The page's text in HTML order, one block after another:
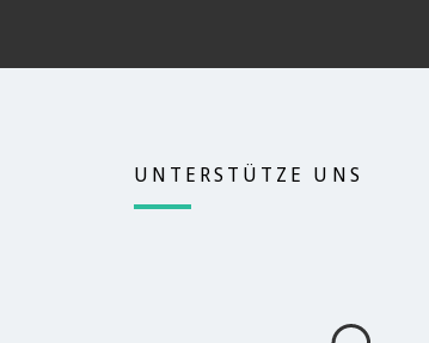
UNTERSTÜTZE UNS